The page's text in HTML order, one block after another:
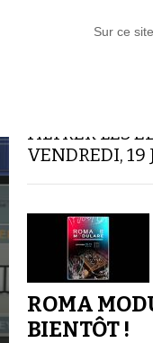
Sur ce
FILTRER LES
VENDREDI, 19
ROMA
BIENTÔT !